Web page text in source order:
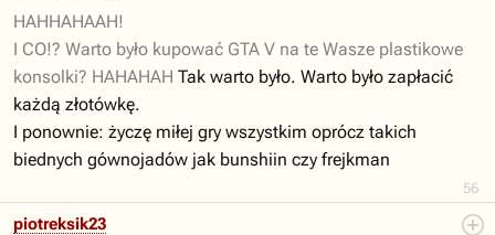
56
HAHHAHAAH!
I CO!? Warto było kupować GTA V na te Wasze plastikowe
konsolki? HAHAHAH Tak warto było. Warto było zapłacić
każdą złotówkę.
I ponownie: życzę miłej gry wszystkim oprócz takich
biednych gównojadów jak bunshiin czy frejkman
piotreksik23